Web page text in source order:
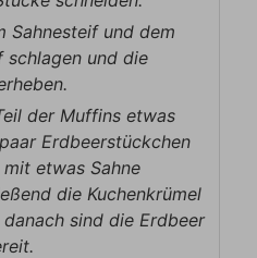
Sahnesteif und dem
schlagen und die
der Muffins etwas
Erdbeerstückchen
etwas Sahne
die Kuchenkrümel
sind die Erdbeer